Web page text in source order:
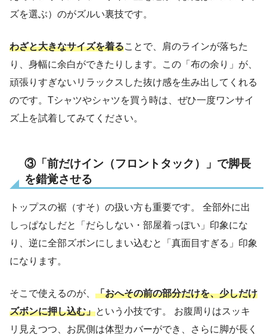
ズを選ぶ）のがズルい裏技です。
わざと大きなサイズを着ることで、肩のラインが落ちた
り、身幅に余白ができたりします。この「布の余り」が、
頑張りすぎないリラックスした抜け感を生み出してくれる
のです。Tシャツやシャツを買う時は、ぜひ一度ワンサイ
ズ上を試着してみてください。
③「前だけイン（フロントタック）」で脚長
を錯覚させる
トップスの裾（すそ）の扱い方も重要です。 全部外に出
しっぱなしだと「だらしない・部屋着っぽい」印象にな
り、逆に全部ズボンにしまい込むと「真面目すぎる」印象
になります。
そこで使えるのが、 「おへその前の部分だけを、少しだけ
ズボンに押し込む」という小技です。 お腹周りはスッキ
リ見えつつ、お尻側は体型カバーができ、さらに脚が長く